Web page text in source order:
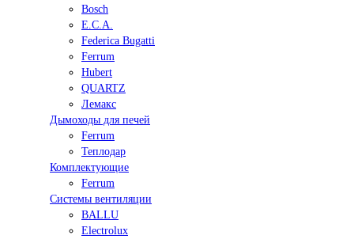
Bosch
E.C.A.
Federica Bugatti
Ferrum
Hubert
QUARTZ
Лемакс
Дымоходы для печей
Ferrum
Теплодар
Комплектующие
Ferrum
Системы вентиляции
BALLU
Electrolux